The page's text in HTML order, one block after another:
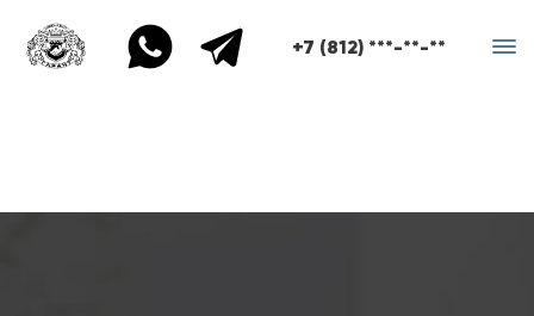
+7 (812) ***-**-**